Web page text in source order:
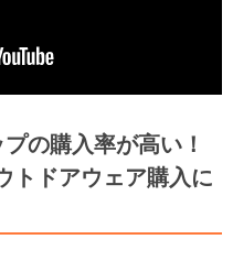
の購入率が高い！
トドアウェア購入に